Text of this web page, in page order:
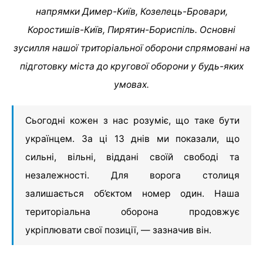
напрямки Димер-Київ, Козелець-Бровари,
Коростишів-Київ, Пирятин-Бориспіль. Основні
зусилля нашої триторіальної оборони спрямовані на
підготовку міста до кругової оборони у будь-яких
умовах.
Сьогодні кожен з нас розуміє, що таке бути
українцем. За ці 13 днів ми показали, що
сильні, вільні, віддані своїй свободі та
незалежності. Для ворога столиця
залишається об’єктом номер один. Наша
територіальна оборона продовжує
укріплювати свої позиції, — зазначив він.